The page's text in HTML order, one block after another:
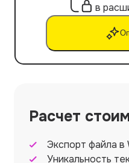
в
Расчет
Экспорт файла в
Уникальность